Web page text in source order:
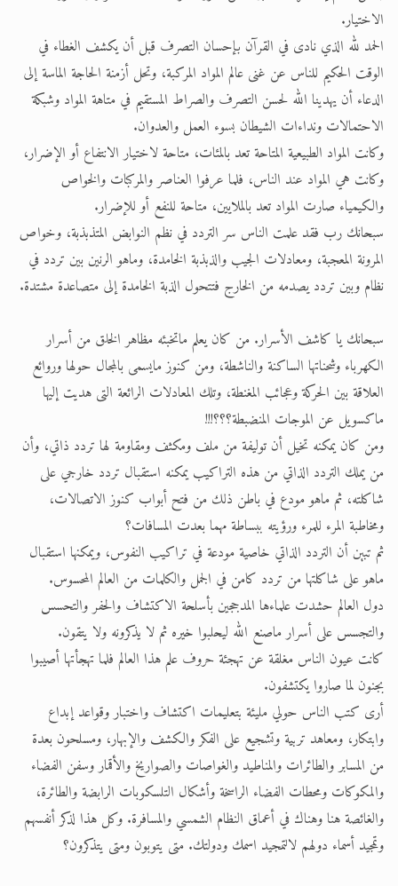
الاختيار.
الحمد لله الذي نادى في القرآن بإحسان التصرف قبل أن يكشف الغطاء في
الوقت الحكيم للناس عن غنى عالم المواد المركبة، وتحل أزمنة الحاجة الماسة إلى
الدعاء أن يهدينا الله لحسن التصرف والصراط المستقيم في متاهة المواد وشبكة
الاحتمالات ونداءات الشيطان بسوء العمل والعدوان.
وكانت المواد الطبيعية المتاحة تعد بالمئات، متاحة لاختيار الانتفاع أو الإضرار،
وكانت هي المواد عند الناس، فلما عرفوا العناصر والمركبات والخواص
والكيمياء صارت المواد تعد بالملايين، متاحة للنفع أو للإضرار.
سبحانك رب فقد علمت الناس سر التردد في نظم النوابض المتذبذبة، وخواص
المرونة المعجبة، ومعادلات الجيب والذبذبة الخامدة، وماهو الرنين بين تردد في
نظام وبين تردد يصدمه من الخارج فتتحول الذبة الخامدة إلى متصاعدة مشتدة.
سبحانك يا كاشف الأسرار. من كان يعلم ماتخبئه مظاهر الخلق من أسرار
الكهرباء وشحناتها الساكنة والناشطة، ومن كنوز مايسمى بالمجال حولها وروائع
العلاقة بين الحركة وعجائب المغنطة، وتلك المعادلات الرائعة التى هديت إليها
ماكسويل عن الموجات المنضبطة؟؟؟!!!
ومن كان يمكنه تخيل أن توليفة من ملف ومكثف ومقاومة لها تردد ذاتي، وأن
من يملك التردد الذاتي من هذه التراكيب يمكنه استقبال تردد خارجي على
شاكلته، ثم ماهو مودع في باطن ذلك من فتح أبواب كنوز الاتصالات،
ومخاطبة المرء للمرء ورؤيته ببساطة مهما بعدت المسافات؟
ثم تبين أن التردد الذاتي خاصية مودعة في تراكيب النفوس، ويمكنها استقبال
ماهو على شاكلتها من تردد كامن في الجمل والكلمات من العالم المحسوس.
دول العالم حشدت علماءها المدججين بأسلحة الاكتشاف والحفر والتحسس
والتجسس على أسرار ماصنع الله ليحلبوا خيره ثم لا يذكرونه ولا يتقون.
كانت عيون الناس مغلقة عن تهجئة حروف علم هذا العالم فلما تهجأتها أصيبوا
بجنون لما صاروا يكتشفون.
أرى كتب الناس حولي مليئة بتعليمات اكتشاف واختبار وقواعد إبداع
وابتكار، ومعاهد تربية وتشجيع على الفكر والكشف والإبهار، ومسلحون بعدة
من المسابر والطائرات والمناطيد والغواصات والصواريخ والأقمار وسفن الفضاء
والمكوكات ومحطات الفضاء الراسخة وأشكال التلسكوبات الرابضة والطائرة،
والغائصة هنا وهناك في أعماق النظام الشمسي والمسافرة. وكل هذا لذكر أنفسهم
وتمجيد أسماء دولهم لالتمجيد اسمك ودولتك. متى يتوبون ومتى يتذكرون؟